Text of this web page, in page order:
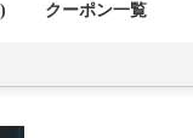
) クーポン一覧